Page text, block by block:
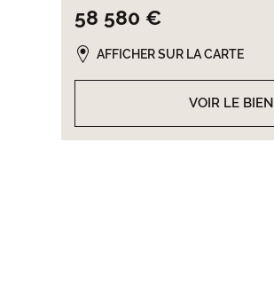
58 580 €
VOIR LE BIEN
AFFICHER SUR LA CARTE